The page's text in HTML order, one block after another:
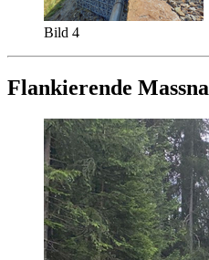
Bild 4
Flankierende